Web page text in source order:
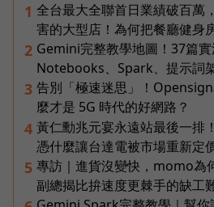
1 全台最大全聯首日業績破百萬
害的大型店！為何把餐廳健身
2 Gemini完整教學地圖！37篇實
Notebooks、Spark、提示詞
3 告別「極速迷思」！
麼才是 5G 時代的好網路？
4 黃仁勳兆元宴永遠站最後一排
憑什麼讓台達電被市場重新定
5 專訪｜進貨沒變快，momo為
副總揭比拚速度更棘手的缺工